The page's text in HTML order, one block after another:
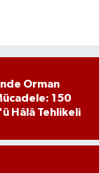
Orman
150
Hâlâ Tehlikeli